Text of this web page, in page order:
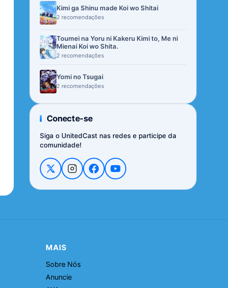
Kimi ga Shinu made Koi wo Shitai
2 recomendações
Toumei na Yoru ni Kakeru Kimi to, Me ni
Mienai Koi wo Shita.
2 recomendações
Yomi no Tsugai
2 recomendações
Conecte-se
Siga o UnitedCast nas redes e participe da
comunidade!
MAIS
Sobre Nós
Anuncie